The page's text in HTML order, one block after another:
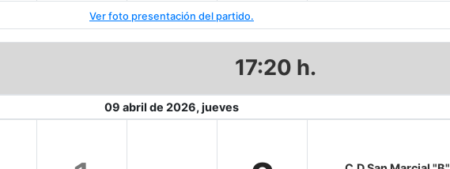
Ver foto presentación del partido.
17:20 h.
09 abril de 2026, jueves